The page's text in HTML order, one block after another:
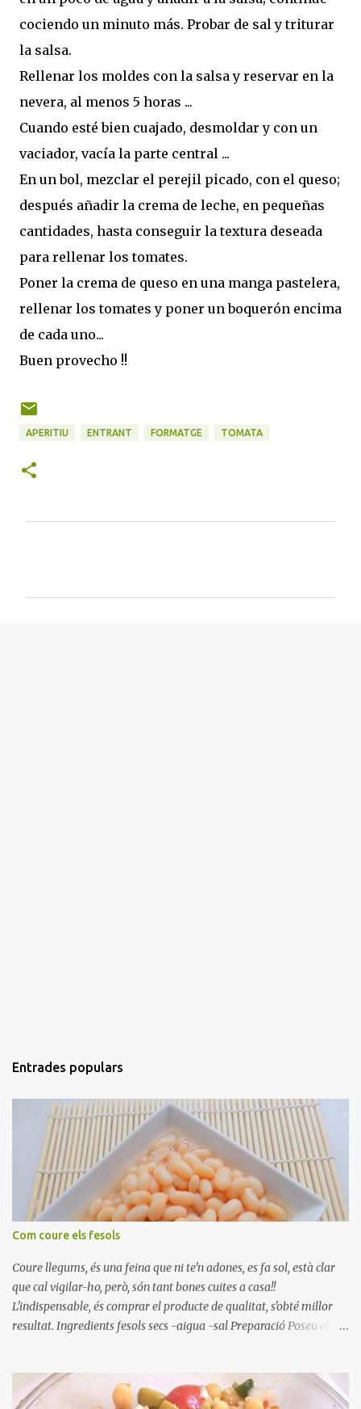
cociendo un minuto más. Probar de sal y triturar
la salsa.
Rellenar los moldes con la salsa y reservar en la
nevera, al menos 5 horas ...
Cuando esté bien cuajado, desmoldar y con un
vaciador, vacía la parte central ...
En un bol, mezclar el perejil picado, con el queso;
después añadir la crema de leche, en pequeñas
cantidades, hasta conseguir la textura deseada
para rellenar los tomates.
Poner la crema de queso en una manga pastelera,
rellenar los tomates y poner un boquerón encima
de cada uno...
Buen provecho !!
APERITIU ENTRANT FORMATGE TOMATA
Entrades populars
Com coure els fesols
Coure llegums, és una feina que ni te'n adones, es fa sol, està clar
que cal vigilar-ho, però, són tant bones cuites a casa!!
L'indispensable, és comprar el producte de qualitat, s'obté millor
resultat. Ingredients fesols secs -aigua -sal Preparació Poseu els
quan arrenca el bull, canvieu l'aigua bullint, per aigua freda,
repetiu dues o tres vegades, abaixeu el foc i atureu la ebullició, dues